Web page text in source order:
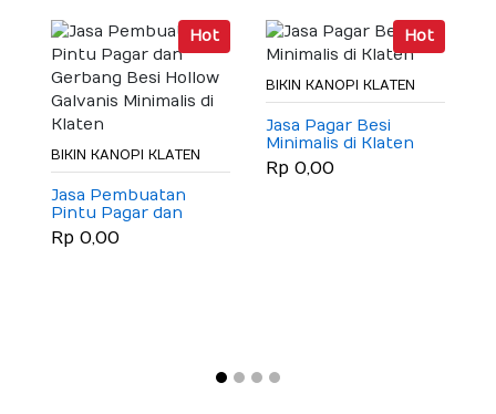
Hot
BIKIN KANOPI KLATEN
Jasa Pembuatan
Pintu Pagar dan
Gerbang Besi Hollow
Galvanis Minimalis di
Rp 0,00
Hot
BIKIN KANOPI KLATEN
Jasa Pagar Besi
Minimalis di Klaten
Rp 0,00